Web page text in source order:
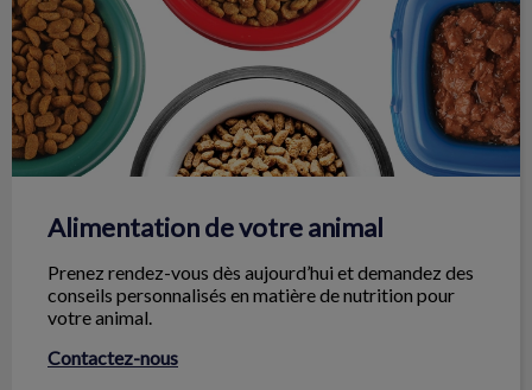
Alimentation de votre animal
Prenez rendez-vous dès aujourd’hui et demandez des
conseils personnalisés en matière de nutrition pour
votre animal.
Contactez-nous